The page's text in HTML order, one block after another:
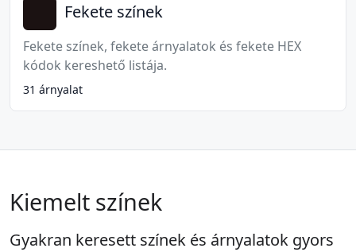
Fekete színek
Fekete színek, fekete árnyalatok és fekete HEX
kódok kereshető listája.
31 árnyalat
Kiemelt színek
Gyakran keresett színek és árnyalatok gyors